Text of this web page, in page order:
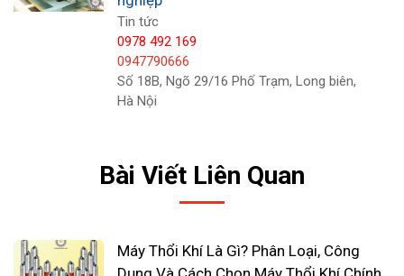
4. Hướng dẫn lắp đặt, vận hành
và bảo dưỡng máy thổi khí Anlet
Tin tức
0978 492 169
0947790666
Số 18B, Ngõ 29/16 Phố Trạm, Long biên,
Hà Nội
Bài Viết Liên Quan
Máy Thổi Khí Là Gì? Phân Loại, Công